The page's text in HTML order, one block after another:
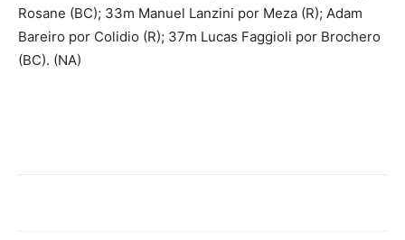
Rosane (BC); 33m Manuel Lanzini por Meza (R); Adam
Bareiro por Colidio (R); 37m Lucas Faggioli por Brochero
(BC). (NA)